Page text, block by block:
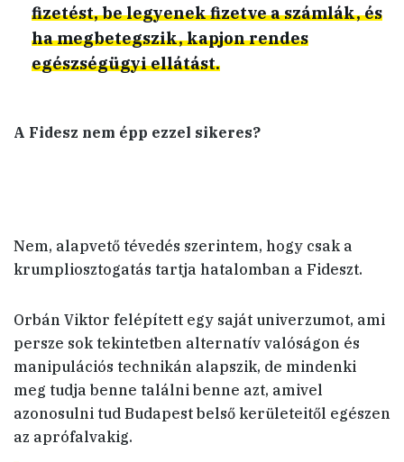
fizetést, be legyenek fizetve a számlák, és
ha megbetegszik, kapjon rendes
egészségügyi ellátást.
A Fidesz nem épp ezzel sikeres?
Nem, alapvető tévedés szerintem, hogy csak a
krumpliosztogatás tartja hatalomban a Fideszt.
Orbán Viktor felépített egy saját univerzumot, ami
persze sok tekintetben alternatív valóságon és
manipulációs technikán alapszik, de mindenki
meg tudja benne találni benne azt, amivel
azonosulni tud Budapest belső kerületeitől egészen
az aprófalvakig.